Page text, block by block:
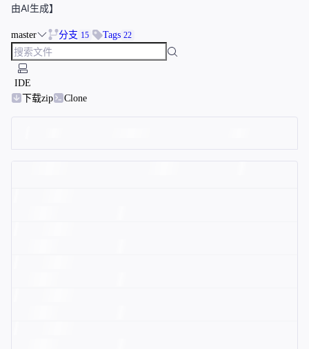
由AI生成】
master 分支 15 Tags 22
IDE
下载zip
Clone